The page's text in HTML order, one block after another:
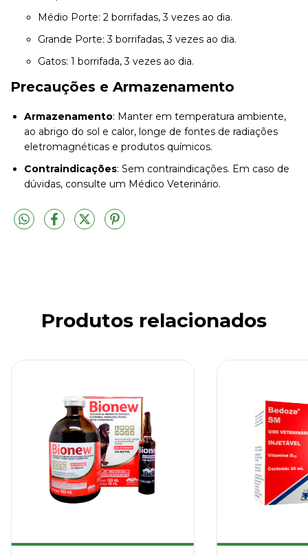
Médio Porte: 2 borrifadas, 3 vezes ao dia.
Grande Porte: 3 borrifadas, 3 vezes ao dia.
Gatos: 1 borrifada, 3 vezes ao dia.
Precauções e Armazenamento
Armazenamento: Manter em temperatura ambiente,
ao abrigo do sol e calor, longe de fontes de radiações
eletromagnéticas e produtos químicos.
Contraindicações: Sem contraindicações. Em caso de
dúvidas, consulte um Médico Veterinário.
Produtos relacionados